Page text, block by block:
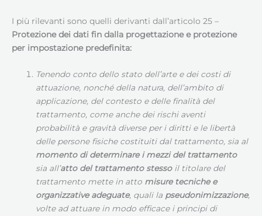
I più rilevanti sono quelli derivanti dall’articolo 25 –
Protezione dei dati fin dalla progettazione e protezione
per impostazione predefinita:
Tenendo conto dello stato dell’arte e dei costi di
attuazione, nonché della natura, dell’ambito di
applicazione, del contesto e delle finalità del
trattamento, come anche dei rischi aventi
probabilità e gravità diverse per i diritti e le libertà
delle persone fisiche costituiti dal trattamento, sia al
momento di determinare i mezzi del trattamento
sia all’atto del trattamento stessoil titolare del
trattamento mette in atto misure tecniche e
organizzative adeguate, quali la pseudonimizzazione,
volte ad attuare in modo efficace i principi di